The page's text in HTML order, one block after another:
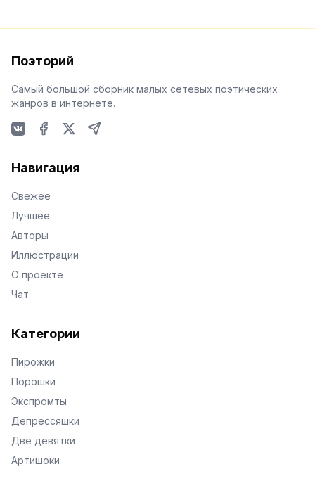
Поэторий
Самый большой сборник малых сетевых поэтических
жанров в интернете.
Навигация
Свежее
Лучшее
Авторы
Иллюстрации
О проекте
Чат
Категории
Пирожки
Порошки
Экспромты
Депрессяшки
Две девятки
Артишоки